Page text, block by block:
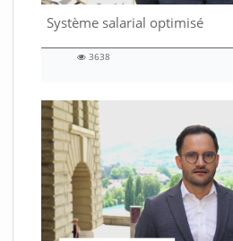
Système salarial optimisé
00:56 duration
3638